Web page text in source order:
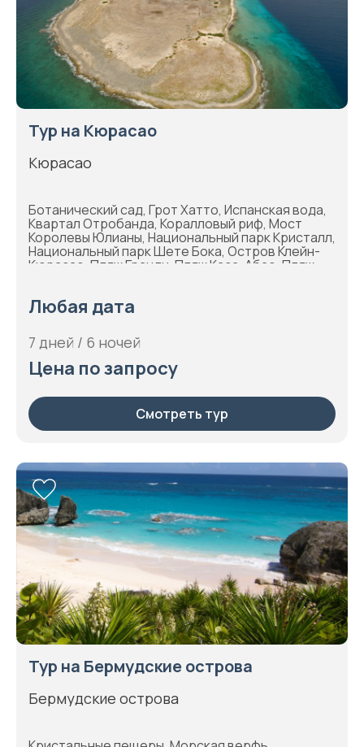
Тур на Кюрасао
Кюрасао
Ботанический сад, Грот Хатто, Испанская вода,
Квартал Отробанда, Коралловый риф, Мост
Королевы Юлианы, Национальный парк Кристалл,
Национальный парк Шете Бока, Остров Клейн-
Кюрасао, Пляж Гранди, Пляж Каса-Абао, Пляж
Амстердам, Форт Нассау, Церковь Святой Анны,
Языческий мост
Любая дата
7 дней / 6 ночей
Цена по запросу
Смотреть тур
Тур на Бермудские острова
Бермудские острова